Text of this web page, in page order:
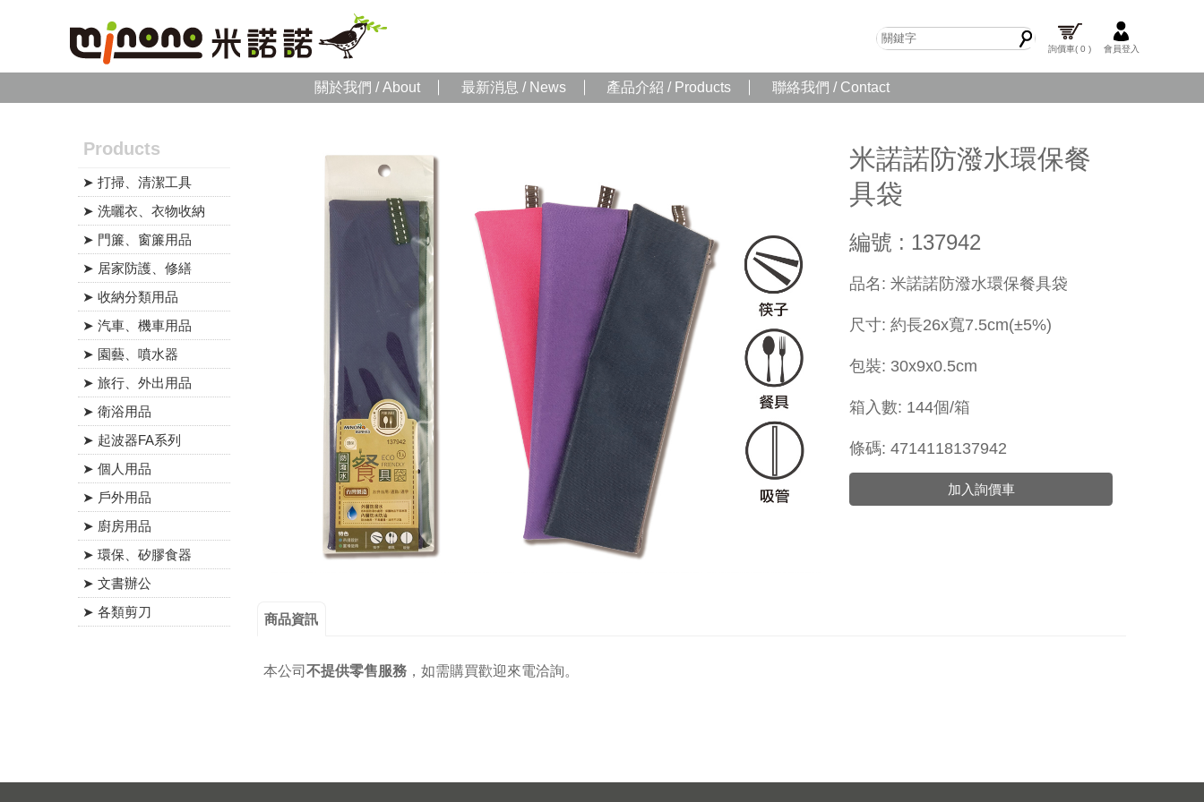
詢價車( 0 ) 會員登入
關於我們 / About 最新消息 / News 產品介紹 / Products 聯絡我們 / Contact
Products
➤ 打掃、清潔工具
➤ 洗曬衣、衣物收納
➤ 門簾、窗簾用品
➤ 居家防護、修繕
➤ 收納分類用品
➤ 汽車、機車用品
➤ 園藝、噴水器
➤ 旅行、外出用品
➤ 衛浴用品
➤ 起波器FA系列
➤ 個人用品
➤ 戶外用品
➤ 廚房用品
➤ 環保、矽膠食器
➤ 文書辦公
➤ 各類剪刀
米諾諾防潑水環保餐
具袋
編號 : 137942
​品名: 米諾諾防潑水環保餐具袋
尺寸: 約長26x寬7.5cm(±5%)
包裝: 30x9x0.5cm
箱入數: 144個/箱
條碼: 4714118137942
加入詢價車
商品資訊
本公司不提供零售服務 ，如需購買歡迎來電洽詢。